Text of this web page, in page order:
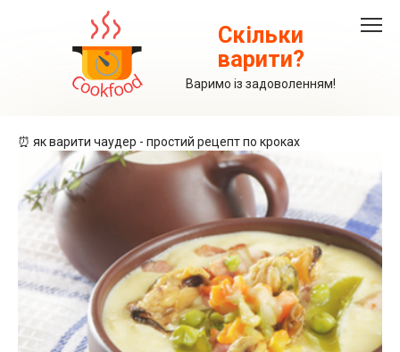
Скільки
варити?
Варимо із задоволенням!
⏰ як варити чаудер - простий рецепт по кроках